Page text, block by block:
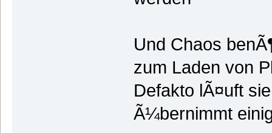
Und Chaos
zum Laden von
Defakto lÃ¤uft
Ã¼bernimmt